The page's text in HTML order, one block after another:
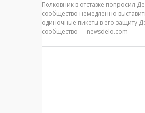
Полковник в отставке попросил
сообщество немедленно
одиночные пикеты в его защиту
сообщество — newsdelo.com